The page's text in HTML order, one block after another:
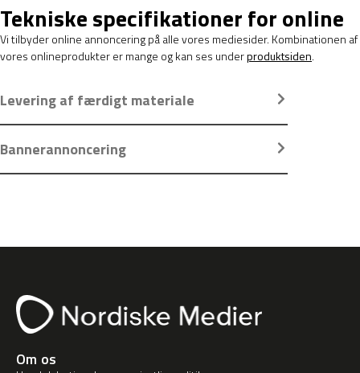
Tekniske specifikationer for online
Vi tilbyder online annoncering på alle vores mediesider. Kombinationen af
vores onlineprodukter er mange og kan ses underproduktsiden.
Levering af færdigt materiale
Bannerannoncering
Om os